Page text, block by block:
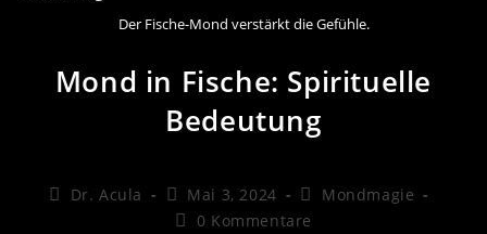
Der Fische-Mond verstärkt die Gefühle.
Mond in Fische: Spirituelle
Bedeutung
Beitrags-
Dr. Acula
Beitrag
veröffentlicht:
Mai 3, 2024
Beitrags-
Kategorie:
Mondmagie
Beitrags-
0 Kommentare